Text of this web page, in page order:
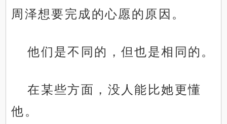
周泽想要完成的心愿的原因。
他们是不同的，但也是相同的。
在某些方面，没人能比她更懂
他。